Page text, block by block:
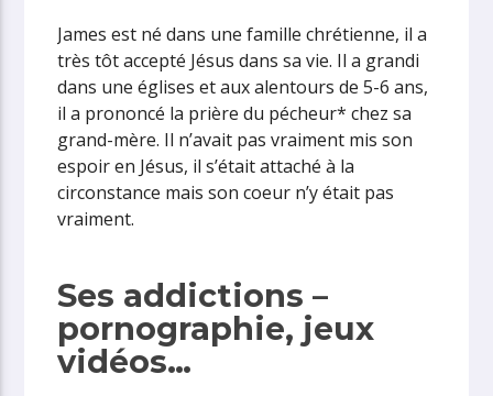
James est né dans une famille chrétienne, il a
très tôt accepté Jésus dans sa vie. Il a grandi
dans une églises et aux alentours de 5-6 ans,
il a prononcé la prière du pécheur* chez sa
grand-mère. Il n’avait pas vraiment mis son
espoir en Jésus, il s’était attaché à la
circonstance mais son coeur n’y était pas
vraiment.
Ses addictions –
pornographie, jeux
vidéos…